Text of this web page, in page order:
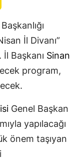
İl Divanı”
İl Başkanı Sinan
program,
Genel Başkan
yapılacağı
önem taşıyan